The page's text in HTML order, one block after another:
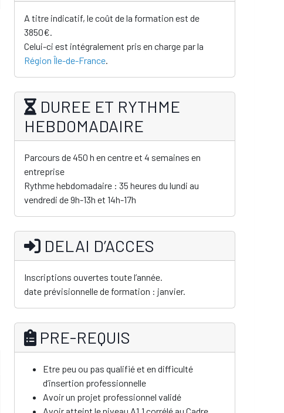
A titre indicatif, le coût de la formation est de
3850€.
Celui-ci est intégralement pris en charge par la
Région Île-de-France
DUREE ET RYTHME
HEBDOMADAIRE
Parcours de 450 h en centre et 4 semaines en
entreprise
Rythme hebdomadaire : 35 heures du lundi au
vendredi de 9h-13h et 14h-17h
DELAI D’ACCES
Inscriptions ouvertes toute l’année.
date prévisionnelle de formation : janvier.
PRE-REQUIS
Etre peu ou pas qualifié et en difficulté
d’insertion professionnelle
Avoir un projet professionnel validé
Avoir atteint le niveau A1.1 corrélé au Cadre